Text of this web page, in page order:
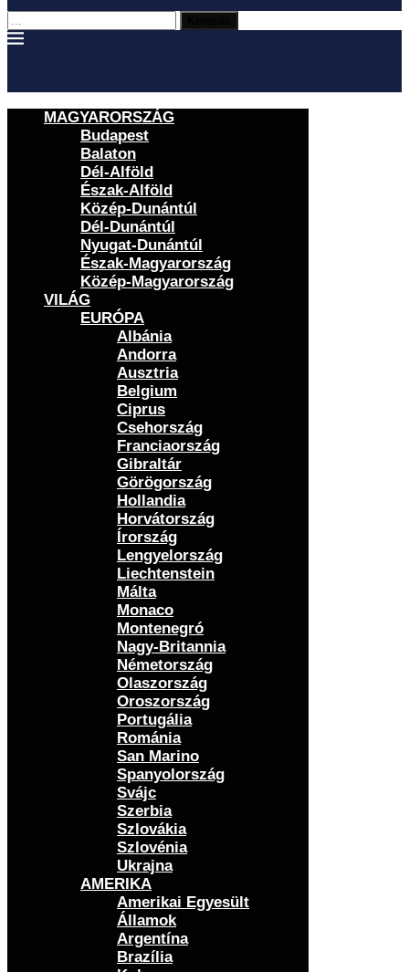
MAGYARORSZÁG
Budapest
Balaton
Dél-Alföld
Észak-Alföld
Közép-Dunántúl
Dél-Dunántúl
Nyugat-Dunántúl
Észak-Magyarország
Közép-Magyarország
VILÁG
EURÓPA
Albánia
Andorra
Ausztria
Belgium
Ciprus
Csehország
Franciaország
Gibraltár
Görögország
Hollandia
Horvátország
Írország
Lengyelország
Liechtenstein
Málta
Monaco
Montenegró
Nagy-Britannia
Németország
Olaszország
Oroszország
Portugália
Románia
San Marino
Spanyolország
Svájc
Szerbia
Szlovákia
Szlovénia
Ukrajna
AMERIKA
Amerikai Egyesült
Államok
Argentína
Brazília